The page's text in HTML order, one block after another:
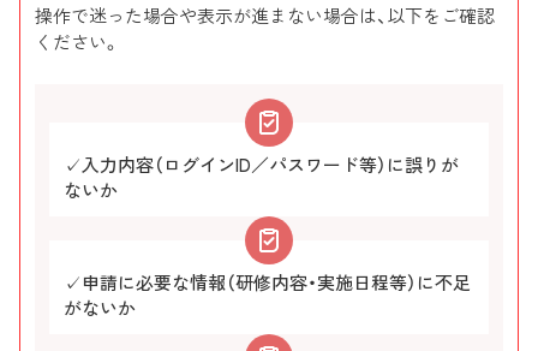
個人ID
操作で迷った場合や表示が進まない場合は、以下をご確認
ください。
✓入力内容（ログインID／パスワード等）に誤りが
ないか
✓申請に必要な情報（研修内容・実施日程等）に不足
がないか